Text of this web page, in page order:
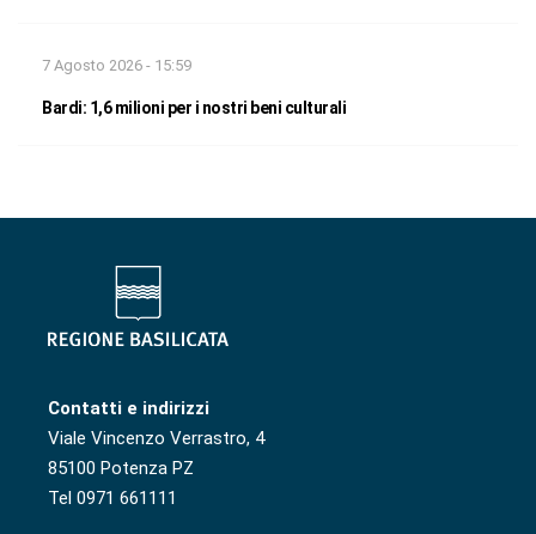
7 Agosto 2026 - 15:59
Bardi: 1,6 milioni per i nostri beni culturali
Contatti e indirizzi
Viale Vincenzo Verrastro, 4
85100 Potenza PZ
Tel 0971 661111